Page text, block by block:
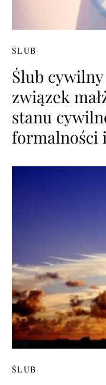
ŚLUB
Ślub
związek
stanu
formalności
ŚLUB